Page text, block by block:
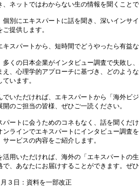
、ネットではわからない生の情報を聞くことで
個別にエキスパートに話を聞き、深いインサ
提供します。
キスパートから、短時間でどうやったら有益
多くの日本企業がインタビュー調査で失敗し
え、心理学的アプローチに基づき、どのよう
います。
でいただければ、エキスパートから「海外ビ
開のご担当の皆様、ぜひご一読ください。
パートに会うためのコネもなく、話を聞くだ
ンラインでエキスパートにインタビュー調査
サービスの内容をご紹介します。
活用いただければ、海外の「エキスパートの
で、あなたにお届けすることができます。ぜひ
３日：資料を一部改正